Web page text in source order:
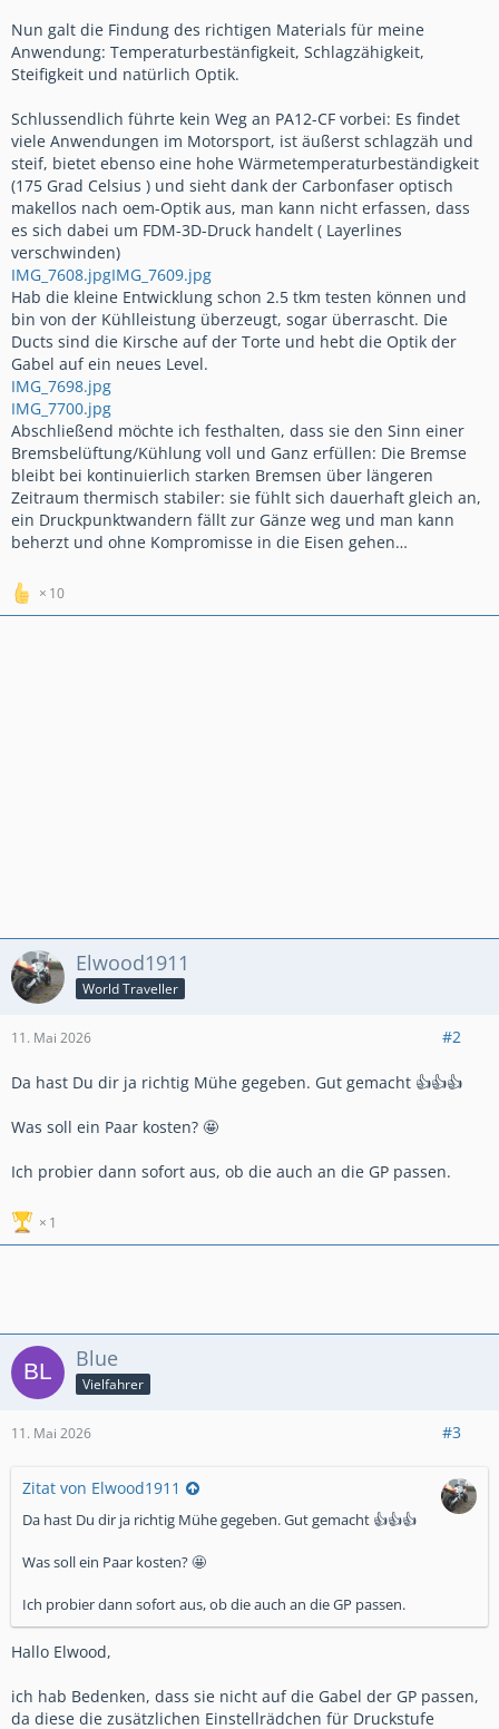
Nun galt die Findung des richtigen Materials für meine
Anwendung: Temperaturbestänfigkeit, Schlagzähigkeit,
Steifigkeit und natürlich Optik.
Schlussendlich führte kein Weg an PA12-CF vorbei: Es findet
viele Anwendungen im Motorsport, ist äußerst schlagzäh und
steif, bietet ebenso eine hohe Wärmetemperaturbeständigkeit
(175 Grad Celsius ) und sieht dank der Carbonfaser optisch
makellos nach oem-Optik aus, man kann nicht erfassen, dass
es sich dabei um FDM-3D-Druck handelt ( Layerlines
verschwinden)
IMG_7608.jpgIMG_7609.jpg
Hab die kleine Entwicklung schon 2.5 tkm testen können und
bin von der Kühlleistung überzeugt, sogar überrascht. Die
Ducts sind die Kirsche auf der Torte und hebt die Optik der
Gabel auf ein neues Level.
IMG_7698.jpg
IMG_7700.jpg
Abschließend möchte ich festhalten, dass sie den Sinn einer
Bremsbelüftung/Kühlung voll und Ganz erfüllen: Die Bremse
bleibt bei kontinuierlich starken Bremsen über längeren
Zeitraum thermisch stabiler: sie fühlt sich dauerhaft gleich an,
ein Druckpunktwandern fällt zur Gänze weg und man kann
beherzt und ohne Kompromisse in die Eisen gehen…
10
Elwood1911
World Traveller
11. Mai 2026 #2
Da hast Du dir ja richtig Mühe gegeben. Gut gemacht 👍👍👍
Was soll ein Paar kosten? 🤩
Ich probier dann sofort aus, ob die auch an die GP passen.
1
Blue
Vielfahrer
11. Mai 2026 #3
Zitat von Elwood1911
Da hast Du dir ja richtig Mühe gegeben. Gut gemacht 👍👍👍
Was soll ein Paar kosten? 🤩
Ich probier dann sofort aus, ob die auch an die GP passen.
Hallo Elwood,
ich hab Bedenken, dass sie nicht auf die Gabel der GP passen,
da diese die zusätzlichen Einstellrädchen für Druckstufe